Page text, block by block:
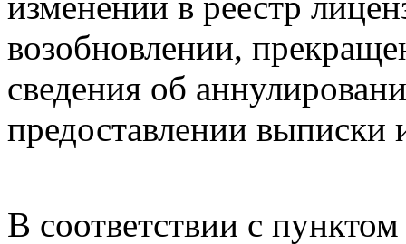
возобновлении,
сведения об
предоставлении выписки
В соответствии с